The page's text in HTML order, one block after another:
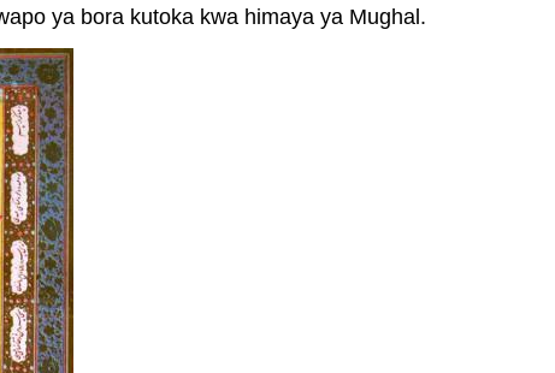
ya bora kutoka kwa himaya ya Mughal.